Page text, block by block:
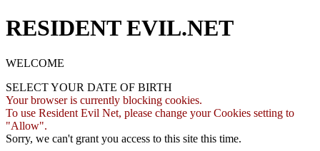
RESIDENT EVIL.NET
WELCOME
SELECT YOUR DATE OF BIRTH
Your browser is currently blocking cookies.
To use Resident Evil Net, please change your Cookies setting to
"Allow".
Sorry, we can't grant you access to this site this time.